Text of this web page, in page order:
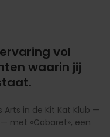
vol
waarin jij
Arts in de Kit Kat Klub —
met «Cabaret», een